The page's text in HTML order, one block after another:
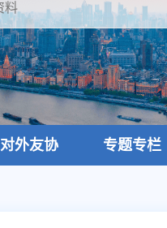
对外友协 专题专栏